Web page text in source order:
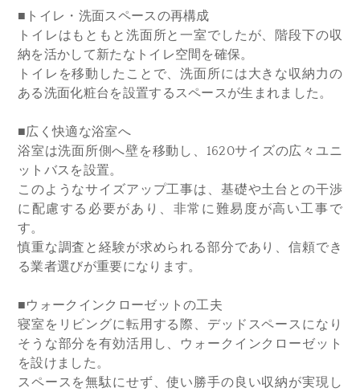
■トイレ・洗面スペースの再構成
トイレはもともと洗面所と一室でしたが、階段下の収
納を活かして新たなトイレ空間を確保。
トイレを移動したことで、洗面所には大きな収納力の
ある洗面化粧台を設置するスペースが生まれました。
■広く快適な浴室へ
浴室は洗面所側へ壁を移動し、1620サイズの広々ユニ
ットバスを設置。
このようなサイズアップ工事は、基礎や土台との干渉
に配慮する必要があり、非常に難易度が高い工事で
す。
慎重な調査と経験が求められる部分であり、信頼でき
る業者選びが重要になります。
■ウォークインクローゼットの工夫
寝室をリビングに転用する際、デッドスペースになり
そうな部分を有効活用し、ウォークインクローゼット
を設けました。
スペースを無駄にせず、使い勝手の良い収納が実現し